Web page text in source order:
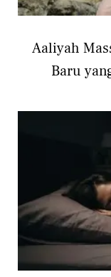
Aaliyah
Baru